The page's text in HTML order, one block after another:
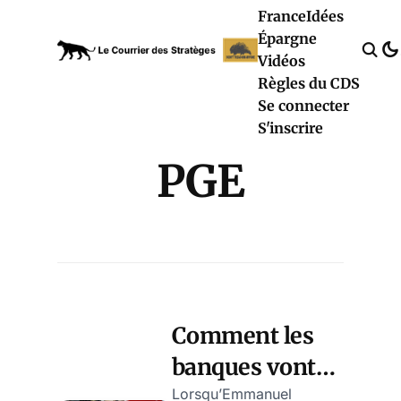
FranceIdées
Épargne
Vidéos
Règles du CDS
Se connecter
S'inscrire
PGE
Comment les
banques vont
Lorsqu’Emmanuel